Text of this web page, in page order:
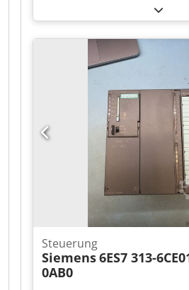
verhandelbar. Crjdpfx Aaszr Il
Steuerung
Siemens6ES7 313-
0AB0